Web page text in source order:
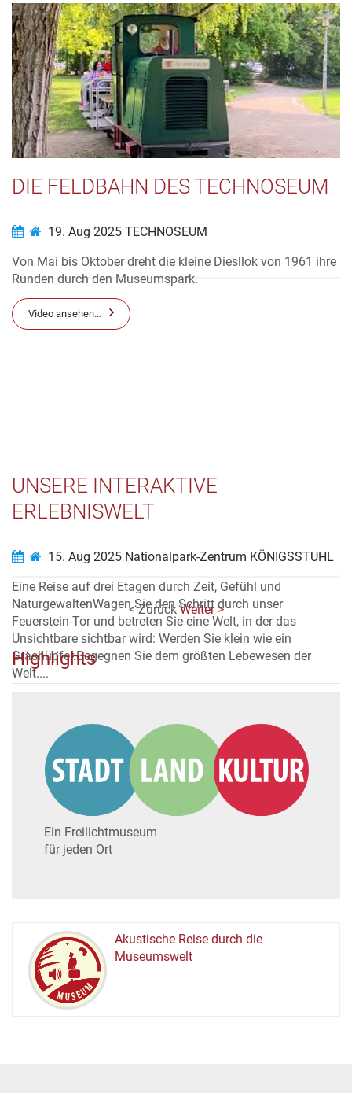
Lorenz. Der Text wird anders als bei den „Blattschreibern“
auf einem Endlos-Papierstreifen gedruckt. Damit der Text
bei einem Blattschreiber als Gegenstelle am Ende der Zeile
nicht aufeinander gedruckt wird, macht eine
Buchstabenzählvor...
Video ansehen…
DIE FELDBAHN DES TECHNOSEUM
19. Aug 2025 TECHNOSEUM
Von Mai bis Oktober dreht die kleine Diesllok von 1961 ihre
Runden durch den Museumspark.
Video ansehen…
UNSERE INTERAKTIVE
ERLEBNISWELT
15. Aug 2025 Nationalpark-Zentrum KÖNIGSSTUHL
Eine Reise auf drei Etagen durch Zeit, Gefühl und
NaturgewaltenWagen Sie den Schritt durch unser
Feuerstein-Tor und betreten Sie eine Welt, in der das
Unsichtbare sichtbar wird: Werden Sie klein wie ein
Grashüpfer.Begegnen Sie dem größten Lebewesen der
Welt....
< ZurückWeiter >
Highlights
Ein Freilichtmuseum
für jeden Ort
MUSEUM
Akustische Reise durch die
Museumswelt